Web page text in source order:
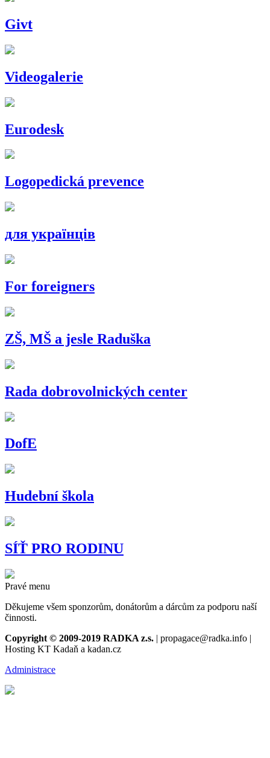
Givt
Videogalerie
Eurodesk
Logopedická prevence
для українців
For foreigners
ZŠ, MŠ a jesle Raduška
Rada dobrovolnických center
DofE
Hudební škola
SÍŤ PRO RODINU
Pravé menu
Děkujeme všem sponzorům, donátorům a dárcům za podporu naší
činnosti.
Copyright © 2009-2019 RADKA z.s. | propagace@radka.info |
Hosting KT Kadaň a kadan.cz
Administrace